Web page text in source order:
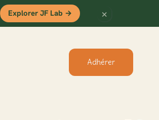
Explorer JF Lab → ×
Adhérer